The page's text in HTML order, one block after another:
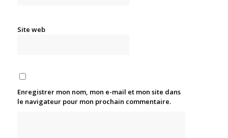
Site web
Enregistrer mon nom, mon e-mail et mon site dans
le navigateur pour mon prochain commentaire.